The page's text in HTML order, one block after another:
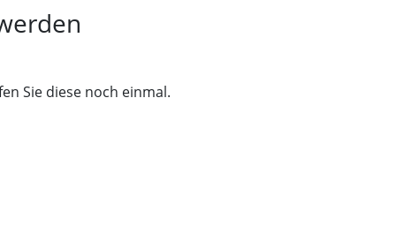
Sie diese noch einmal.